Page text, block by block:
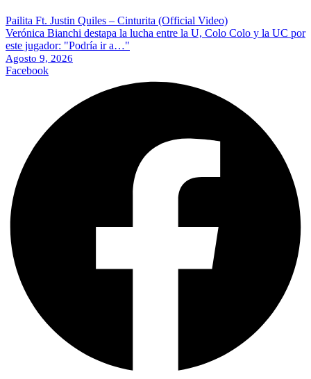
Pailita Ft. Justin Quiles – Cinturita (Official Video)
Verónica Bianchi destapa la lucha entre la U, Colo Colo y la UC por
este jugador: "Podría ir a…"
Agosto 9, 2026
Facebook